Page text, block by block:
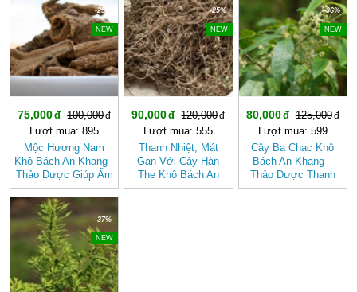
-25%
NEW
75,000
100,000
Lượt mua: 895
Mộc Hương Nam
Khô Bách An Khang -
Thảo Dược Giúp Ấm
Bụng, Hành Khí,
Giảm Đầy Hơi
-25%
NEW
90,000
120,000
Lượt mua: 555
Thanh Nhiệt, Mát
Gan Với Cây Hàn
The Khô Bách An
Khang Chính Hãng
-36%
NEW
80,000
125,000
Lượt mua: 599
Cây Ba Chạc Khô
Bách An Khang –
Thảo Dược Thanh
Nhiệt, Giải Độc Gan
-37%
NEW